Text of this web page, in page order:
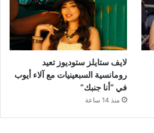
لايف ستايلز ستوديوز تعيد
رومانسية السبعينيات مع آلاء أيوب
في “أنا جنبك”
منذ 14 ساعة